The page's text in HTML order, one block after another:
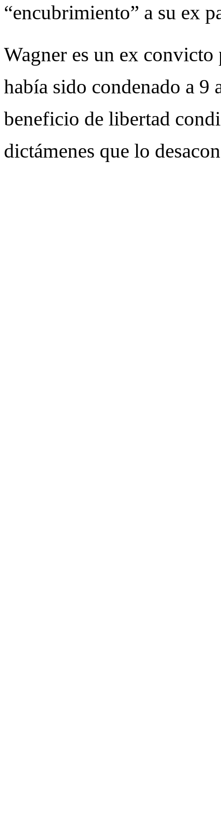
“encubrimiento” a su ex
Wagner es un ex
había sido condenado a 9
beneficio de libertad
dictámenes que lo